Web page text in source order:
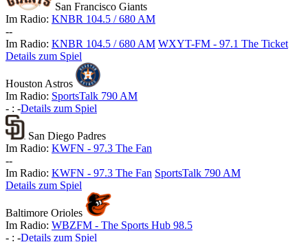
San Francisco Giants
Im Radio: KNBR 104.5 / 680 AM
--
Im Radio: KNBR 104.5 / 680 AM WXYT-FM - 97.1 The Ticket
Details zum Spiel
Houston Astros
Im Radio: SportsTalk 790 AM
- : -Details zum Spiel
San Diego Padres
Im Radio: KWFN - 97.3 The Fan
--
Im Radio: KWFN - 97.3 The Fan SportsTalk 790 AM
Details zum Spiel
Baltimore Orioles
Im Radio: WBZFM - The Sports Hub 98.5
- : -Details zum Spiel